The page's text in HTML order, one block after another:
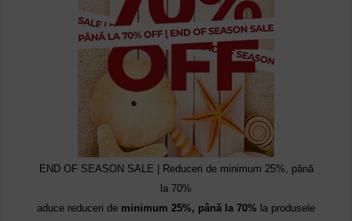
END OF SEASON SALE | Reduceri de minimum 25%, până
la 70%
aduce reduceri de minimum 25%, până la 70% la produsele